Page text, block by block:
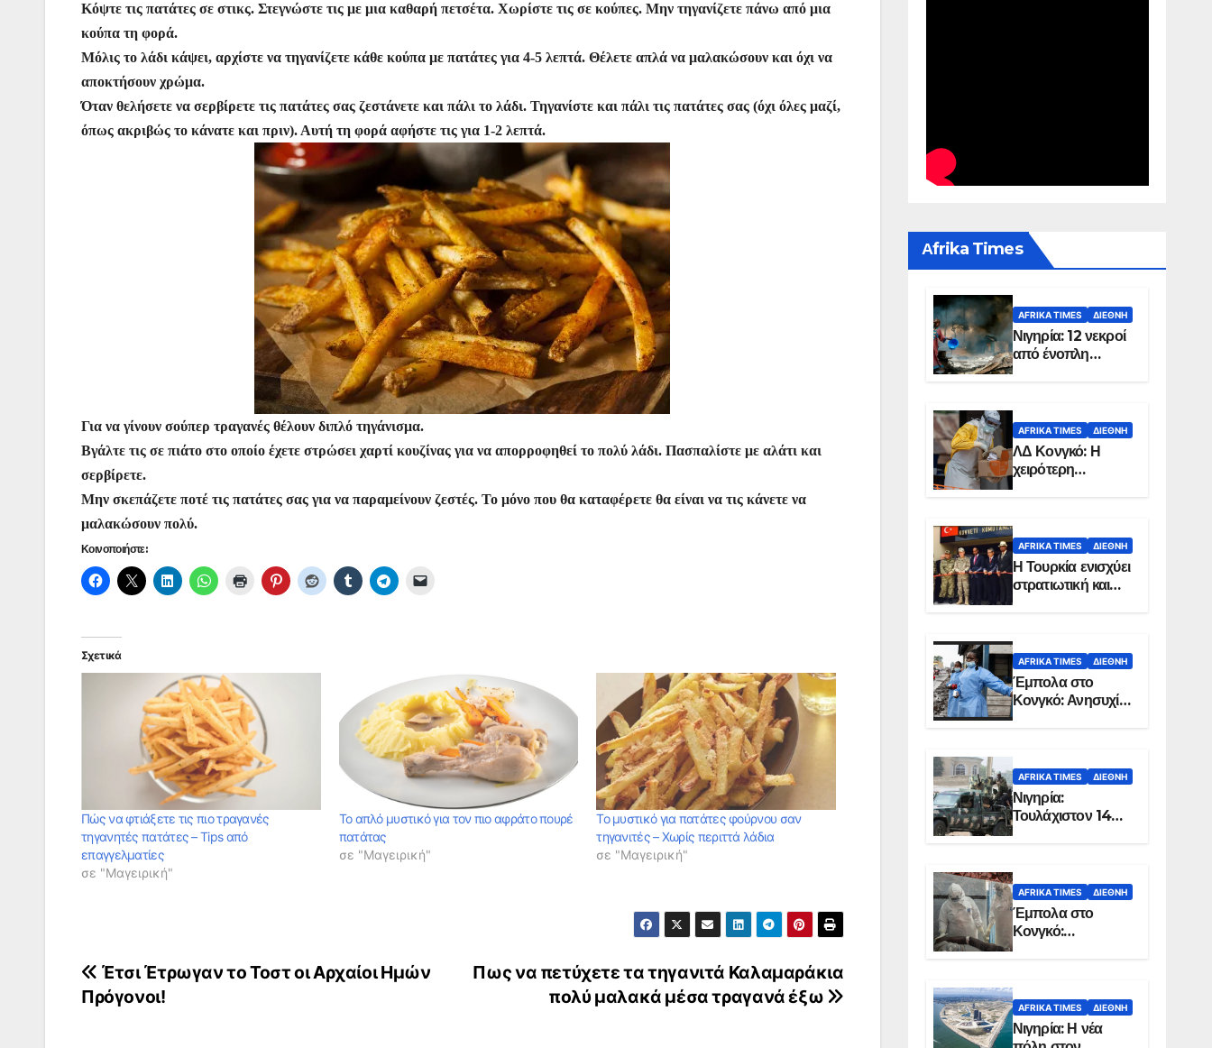
Κόψτε τις πατάτες σε στικς. Στεγνώστε τις με μια καθαρή πετσέτα. Χωρίστε τις σε κούπες. Μην τηγανίζετε πάνω από μια
κούπα τη φορά.
Μόλις το λάδι κάψει, αρχίστε να τηγανίζετε κάθε κούπα με πατάτες για 4-5 λεπτά. Θέλετε απλά να μαλακώσουν και όχι να
αποκτήσουν χρώμα.
Όταν θελήσετε να σερβίρετε τις πατάτες σας ζεστάνετε και πάλι το λάδι. Τηγανίστε και πάλι τις πατάτες σας (όχι όλες μαζί,
όπως ακριβώς το κάνατε και πριν). Αυτή τη φορά αφήστε τις για 1-2 λεπτά.
Για να γίνουν σούπερ τραγανές θέλουν διπλό τηγάνισμα.
Βγάλτε τις σε πιάτο στο οποίο έχετε στρώσει χαρτί κουζίνας για να απορροφηθεί το πολύ λάδι. Πασπαλίστε με αλάτι και
σερβίρετε.
Μην σκεπάζετε ποτέ τις πατάτες σας για να παραμείνουν ζεστές. Το μόνο που θα καταφέρετε θα είναι να τις κάνετε να
μαλακώσουν πολύ.
Κοινοποιήστε:
Σχετικά
Πώς να φτιάξετε τις πιο τραγανές
τηγανητές πατάτες – Tips από
επαγγελματίες
σε "Μαγειρική"
To απλό μυστικό για τον πιο αφράτο πουρέ
πατάτας
σε "Μαγειρική"
Το μυστικό για πατάτες φούρνου σαν
τηγανιτές – Χωρίς περιττά λάδια
σε "Μαγειρική"
Πλοήγηση
άρθρων
Πως να πετύχετε τα τηγανιτά Καλαμαράκια
πολύ μαλακά μέσα τραγανά έξω
Έτσι Έτρωγαν το Τοστ οι Αρχαίοι Ημών
Πρόγονοι!
Αfrika Times
AFRIKA TIMES ΔΙΕΘΝΉ
Νιγηρία: 12 νεκροί
από ένοπλη
επίθεση σε χωριό
AFRIKA TIMES ΔΙΕΘΝΉ
ΛΔ Κονγκό: Η
χειρότερη
επιδημία Έμπολα
χώρας
AFRIKA TIMES ΔΙΕΘΝΉ
Η Τουρκία ενισχύει
στρατιωτική και
ενεργειακή
Σομαλία
AFRIKA TIMES ΔΙΕΘΝΉ
Έμπολα στο
Κονγκό: Ανησυχία
για τη μεγάλη
AFRIKA TIMES ΔΙΕΘΝΉ
Νιγηρία:
Τουλάχιστον 14
νεκροί από
στην Οτούκπο
AFRIKA TIMES ΔΙΕΘΝΉ
Έμπολα στο
Κονγκό:
Ξεπέρασαν τους
AFRIKA TIMES ΔΙΕΘΝΉ
Νιγηρία: Η νέα